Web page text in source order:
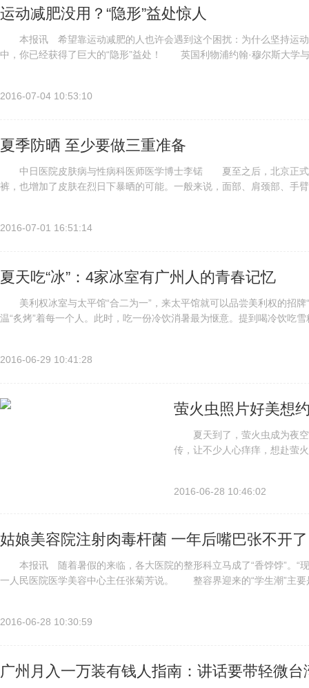
运动减肥没用？“隐形”益处惊人
本报讯 希望靠运动减肥的人也许会遇到这个困扰：为什么坚持运动
中，你已经获得了巨大的“隐形”益处！ 英国利物浦约翰·穆尔斯大学
2016-07-04 10:53:10
夏季防晒 至少要做三重准备
中日医院皮肤病与性病科医师医学博士李锘 夏至之后，北京正式
裤，也增加了皮肤在烈日下暴晒的可能。一般来说，面部、肩颈部、手
2016-07-01 16:51:14
夏天吃“冰”：4家冰室有广州人的青春记忆
美利权冰室与太平馆“合二为一”，来太平馆就可以品尝美利权的招
温“炙烤”着每一个人。此时，吃一份冷饮消暑最为惬意。提到喝冷饮吃
2016-06-29 10:41:28
萤火虫照片好美想
夏天到了，萤火虫成为夜空
传，让不少人心痒痒，想赴萤
2016-06-28 10:46:02
姑娘美容院注射肉毒杆菌 一年后嘴巴张不开了
本报讯 随着暑假的来临，各大医院的整形科立马成了“香饽饽”。“
一人民医院医学美容中心主任张菊芳说。 整容界迎来的“学生潮”主要
2016-06-28 10:30:59
广州月入一万装有钱人指南：讲话要带轻微台